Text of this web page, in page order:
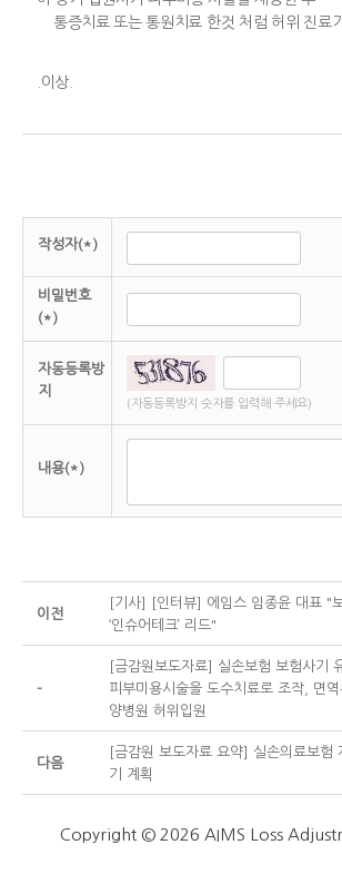
통증치료 또는 통원치료 한것 처럼 허위 진료
.이상.
작성자(*)
비밀번호
(*)
자동등록방
지
(자동등록방지 숫자를 입력해 주세요)
내용(*)
이전
[기사] [인터뷰] 에임스 임종윤 대표 "
‘인슈어테크’ 리드"
-
[금감원보도자료] 실손보험 보험사기
피부미용시술을 도수치료로 조작, 면
양병원 허위입원
다음
[금감원 보도자료 요약] 실손의료보
기 계획
Copyright © 2026 AIMS Loss